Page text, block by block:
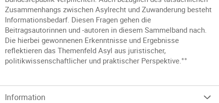
Zusammenhangs zwischen Asylrecht und Zuwanderung besteht
Informationsbedarf. Diesen Fragen gehen die
Beitragsautorinnen und -autoren in diesem Sammelband nach.
Die hierbei gewonnenen Erkenntnisse und Ergebnisse
reflektieren das Themenfeld Asyl aus juristischer,
politikwissenschaftlicher und praktischer Perspektive.°°
Information